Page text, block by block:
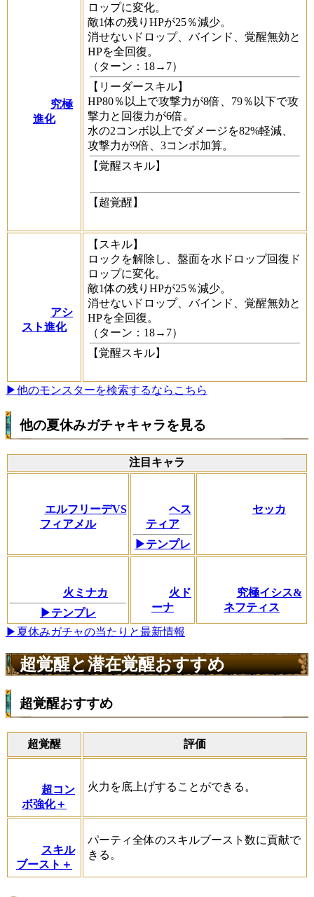
究極
進化
ロップに変化。
敵1体の残りHPが25％減少。
消せないドロップ、バインド、覚醒無効と
HPを全回復。
（ターン：18→7）
【リーダースキル】
HP80％以上で攻撃力が8倍、79％以下で攻
撃力と回復力が6倍。
水の2コンボ以上でダメージを82%軽減、
攻撃力が9倍、3コンボ加算。
【覚醒スキル】
【超覚醒】
アシ
スト進化
【スキル】
ロックを解除し、盤面を水ドロップ回復ド
ロップに変化。
敵1体の残りHPが25％減少。
消せないドロップ、バインド、覚醒無効と
HPを全回復。
（ターン：18→7）
【覚醒スキル】
▶他のモンスターを検索するならこちら
他の夏休みガチャキャラを見る
注目キャラ
エルフリーデVS
フィアメル
ヘス
ティア
▶テンプレ
セッカ
火ミナカ
▶テンプレ
火ド
ーナ
究極イシス&
ネフティス
▶夏休みガチャの当たりと最新情報
超覚醒と潜在覚醒おすすめ
超覚醒おすすめ
超覚醒 評価
超コン
ボ強化＋
火力を底上げすることができる。
スキル
ブースト＋
パーティ全体のスキルブースト数に貢献で
きる。